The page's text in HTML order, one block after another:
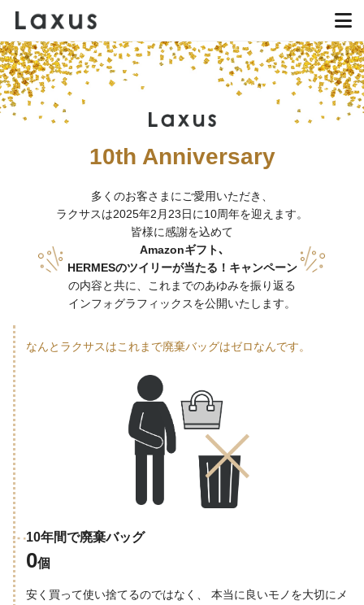
10th Anniversary
多くのお客さまにご愛用いただき、
ラクサスは2025年2月23日に10周年を迎えます。
皆様に感謝を込めて
Amazonギフト､
HERMESのツイリーが当たる！キャンペーン
の内容と共に、
これまでのあゆみを振り返る
インフォグラフィックスを公開いたします。
なんとラクサスはこれまで廃棄バッグはゼロなんです。
10年間で廃棄バッグ
0個
安く買って使い捨てるのではなく、 本当に良いモノを大切にメ